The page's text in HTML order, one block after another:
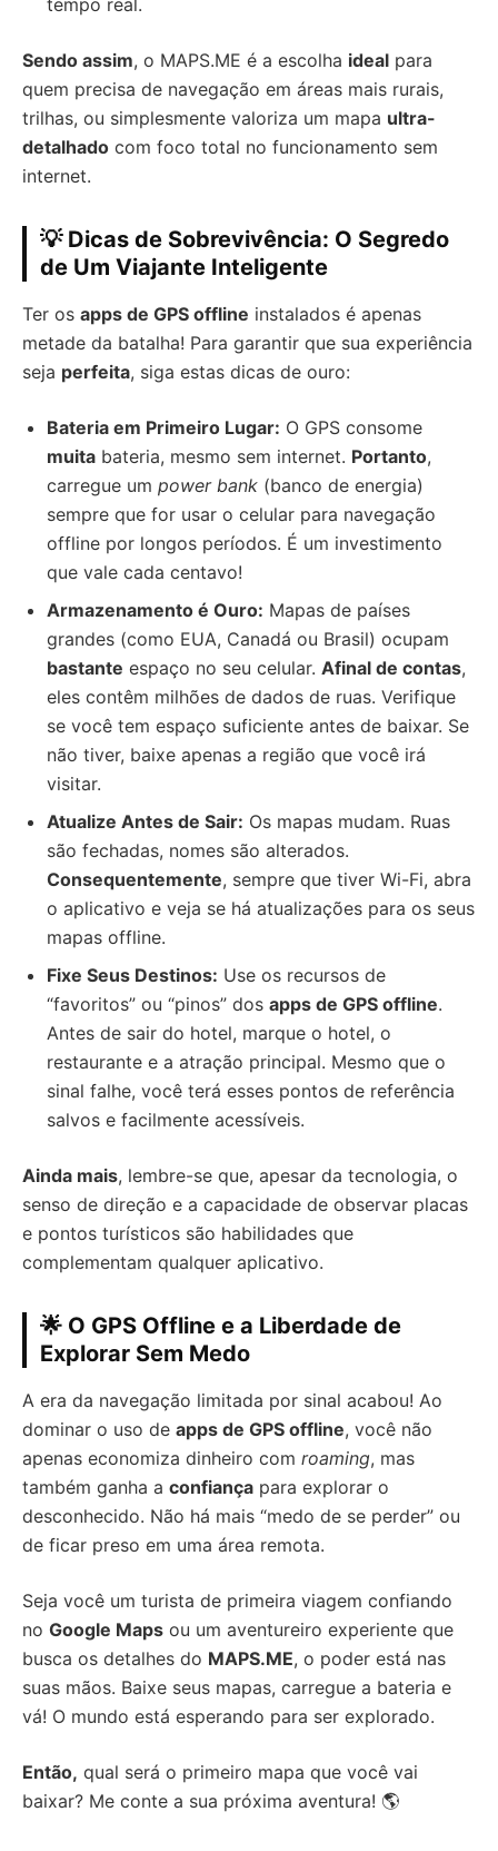
tempo real.
Sendo assim, o MAPS.ME é a escolha ideal para
quem precisa de navegação em áreas mais rurais,
trilhas, ou simplesmente valoriza um mapa ultra-
detalhado com foco total no funcionamento sem
internet.
💡 Dicas de Sobrevivência: O Segredo
de Um Viajante Inteligente
Ter os apps de GPS offline instalados é apenas
metade da batalha! Para garantir que sua experiência
seja perfeita, siga estas dicas de ouro:
Bateria em Primeiro Lugar: O GPS consome
muita bateria, mesmo sem internet. Portanto,
carregue um power bank (banco de energia)
sempre que for usar o celular para navegação
offline por longos períodos. É um investimento
que vale cada centavo!
Armazenamento é Ouro: Mapas de países
grandes (como EUA, Canadá ou Brasil) ocupam
bastante espaço no seu celular. Afinal de contas,
eles contêm milhões de dados de ruas. Verifique
se você tem espaço suficiente antes de baixar. Se
não tiver, baixe apenas a região que você irá
visitar.
Atualize Antes de Sair: Os mapas mudam. Ruas
são fechadas, nomes são alterados.
Consequentemente, sempre que tiver Wi-Fi, abra
o aplicativo e veja se há atualizações para os seus
mapas offline.
Fixe Seus Destinos: Use os recursos de
“favoritos” ou “pinos” dos apps de GPS offline.
Antes de sair do hotel, marque o hotel, o
restaurante e a atração principal. Mesmo que o
sinal falhe, você terá esses pontos de referência
salvos e facilmente acessíveis.
Ainda mais, lembre-se que, apesar da tecnologia, o
senso de direção e a capacidade de observar placas
e pontos turísticos são habilidades que
complementam qualquer aplicativo.
🌟 O GPS Offline e a Liberdade de
Explorar Sem Medo
A era da navegação limitada por sinal acabou! Ao
dominar o uso de apps de GPS offline, você não
apenas economiza dinheiro com roaming, mas
também ganha a confiança para explorar o
desconhecido. Não há mais “medo de se perder” ou
de ficar preso em uma área remota.
Seja você um turista de primeira viagem confiando
no Google Maps ou um aventureiro experiente que
busca os detalhes do MAPS.ME, o poder está nas
suas mãos. Baixe seus mapas, carregue a bateria e
vá! O mundo está esperando para ser explorado.
Então, qual será o primeiro mapa que você vai
baixar? Me conte a sua próxima aventura! 🌎